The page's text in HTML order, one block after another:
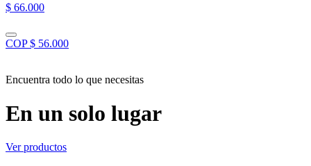
$ 66.000
COP $ 56.000
Encuentra todo lo que necesitas
En un solo lugar
Ver productos